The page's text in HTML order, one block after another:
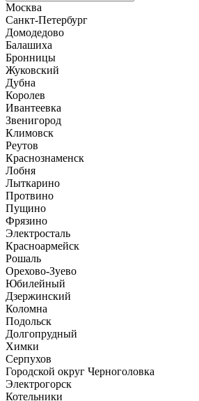
Москва
Санкт-Петербург
Домодедово
Балашиха
Бронницы
Жуковский
Дубна
Королев
Ивантеевка
Звенигород
Климовск
Реутов
Краснознаменск
Лобня
Лыткарино
Протвино
Пущино
Фрязино
Электросталь
Красноармейск
Рошаль
Орехово-Зуево
Юбилейный
Дзержинский
Коломна
Подольск
Долгопрудный
Химки
Серпухов
Городской округ Черноголовка
Электрогорск
Котельники